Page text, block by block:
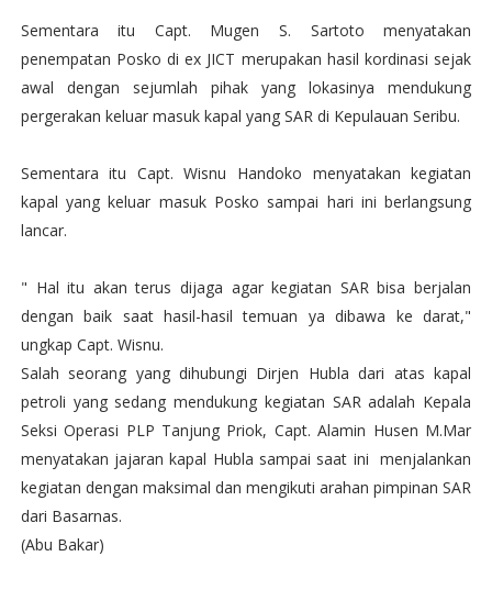
Sementara itu Capt. Mugen S. Sartoto menyatakan
penempatan Posko di ex JICT merupakan hasil kordinasi sejak
awal dengan sejumlah pihak yang lokasinya mendukung
pergerakan keluar masuk kapal yang SAR di Kepulauan Seribu.
Sementara itu Capt. Wisnu Handoko menyatakan kegiatan
kapal yang keluar masuk Posko sampai hari ini berlangsung
lancar.
" Hal itu akan terus dijaga agar kegiatan SAR bisa berjalan
dengan baik saat hasil-hasil temuan ya dibawa ke darat,"
ungkap Capt. Wisnu.
Salah seorang yang dihubungi Dirjen Hubla dari atas kapal
petroli yang sedang mendukung kegiatan SAR adalah Kepala
Seksi Operasi PLP Tanjung Priok, Capt. Alamin Husen M.Mar
menyatakan jajaran kapal Hubla sampai saat ini menjalankan
kegiatan dengan maksimal dan mengikuti arahan pimpinan SAR
dari Basarnas.
(Abu Bakar)